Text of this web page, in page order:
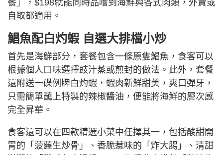
餐」，$198就能同時品嚐到海鮮與各式肉類，外賣或
自取都適用。
鯧魚配白灼蝦 自選大排檔小炒
首先是海鮮部分，套餐包含一條原隻鯧魚，食客可以
根據個人口味選擇豉汁蒸或煎封的做法。此外，套餐
還附送一碟例牌白灼蝦，蝦肉新鮮甜美，爽口彈牙，
只需簡單蘸上特製的辣椒醬油，便能將海鮮的層次感
完全昇華。
食客還可以在四款精選小菜中任擇其一，包括酸甜開
胃的「菠蘿生炒骨」、香脆惹味的「炸大腸」、清甜